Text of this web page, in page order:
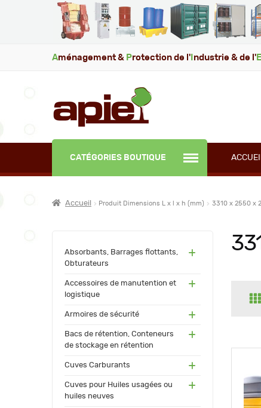
Aménagement & Protection de l' ndustrie & de l' E
CATÉGORIES BOUTIQUE
Accueil Produit Dimensions L x l x h (mm) 3310 x 2550 x
Absorbants, Barrages flottants,
Obturateurs
(60)
Accessoires de manutention et
logistique
(55)
Armoires de sécurité (91)
Bacs de rétention, Conteneurs
de stockage en rétention
(171
Cuves Carburants
(17
Cuves pour Huiles usagées ou
huiles neuves
(24)